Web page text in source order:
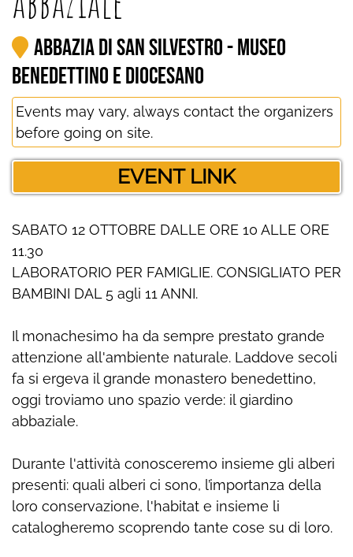
Abbazia di San Silvestro - Museo
Benedettino e Diocesano
Events may vary, always contact the organizers
before going on site.
EVENT LINK
SABATO 12 OTTOBRE DALLE ORE 10 ALLE ORE
11.30
LABORATORIO PER FAMIGLIE. CONSIGLIATO PER
BAMBINI DAL 5 agli 11 ANNI.
Il monachesimo ha da sempre prestato grande
attenzione all'ambiente naturale. Laddove secoli
fa si ergeva il grande monastero benedettino,
oggi troviamo uno spazio verde: il giardino
abbaziale.
Durante l'attività conosceremo insieme gli alberi
presenti: quali alberi ci sono, l’importanza della
loro conservazione, l'habitat e insieme li
catalogheremo scoprendo tante cose su di loro.